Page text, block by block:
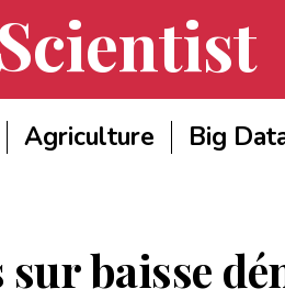
Scientist
Agriculture Big
surbaisse